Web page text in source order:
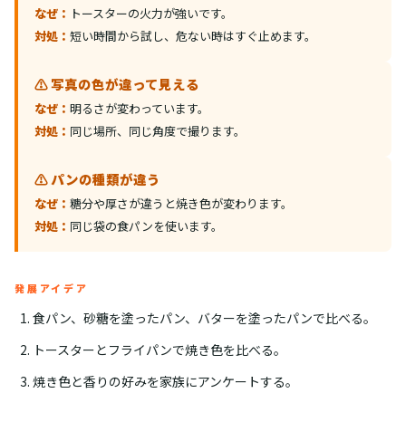
なぜ： トースターの火力が強いです。
対処： 短い時間から試し、危ない時はすぐ止めます。
⚠️ 写真の色が違って見える
なぜ： 明るさが変わっています。
対処： 同じ場所、同じ角度で撮ります。
⚠️ パンの種類が違う
なぜ： 糖分や厚さが違うと焼き色が変わります。
対処： 同じ袋の食パンを使います。
発展アイデア
食パン、砂糖を塗ったパン、バターを塗ったパンで比べる。
トースターとフライパンで焼き色を比べる。
焼き色と香りの好みを家族にアンケートする。